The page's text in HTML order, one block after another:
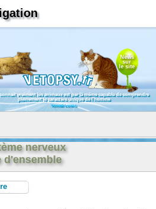
News
sur
le site
vraiment les animaux est par là même capable de comprendre
pleinement le caractère unique de l'homme
Konrad Lorenz
nerveux
d'ensemble